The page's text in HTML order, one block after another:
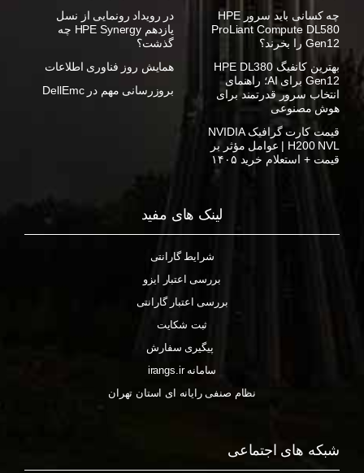
چه کسانی باید سرور HPE
ProLiant Compute DL580
Gen12 را بخرند؟
بهترین کانفیگ HPE DL380
Gen12 برای AI؛ راهنمای
انتخاب سرور قدرتمند برای
هوش مصنوعی
قیمت کارت گرافیک NVIDIA
H200 NVL | عوامل مؤثر بر
قیمت + استعلام خرید ۱۴۰۵
در رویداد رونمایی از نسل
یازدهم HPE Synergy چه
گذشت؟
همایش روز فناوری اطلاعات
بروزرسانی مهم در DellEmc
لینک های مفید
شرایط گارانتی
بررسی اعتبار ایزو
بررسی اعتبار گارانتی
ثبت شکایت
پیگیری سفارش
سامانه irangs.ir
نظام صنفی رایانه ای استان تهران
شبکه های اجتماعی